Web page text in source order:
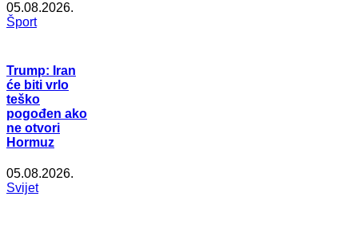
05.08.2026.
Šport
Trump: Iran
će biti vrlo
teško
pogođen ako
ne otvori
Hormuz
05.08.2026.
Svijet